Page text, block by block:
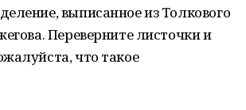
выписанное из Толкового
Переверните листочки и
что такое